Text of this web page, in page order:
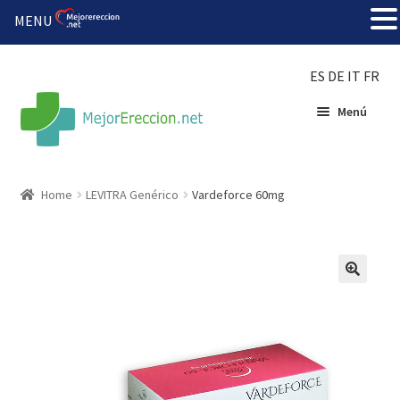
ES DE IT FR
Menú
Home LEVITRA Genérico Vardeforce 60mg
MENU